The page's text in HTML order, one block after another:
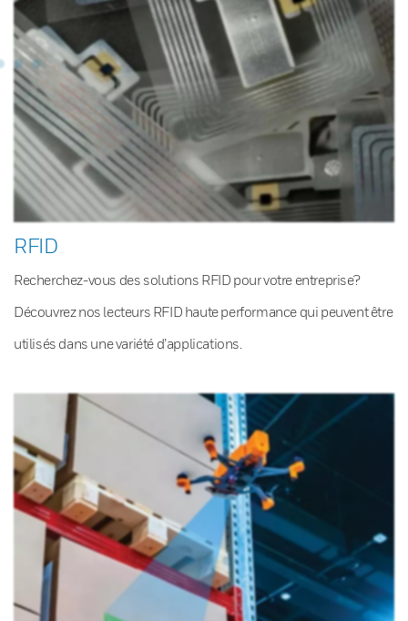
RFID
Recherchez-vous des solutions RFID pour votre entreprise?
Découvrez nos lecteurs RFID haute performance qui peuvent être
utilisés dans une variété d’applications.